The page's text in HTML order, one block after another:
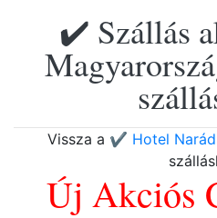
✔️ Szállás
Vissza a ✔️ Hotel
Új Akciós